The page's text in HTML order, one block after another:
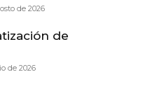
de 2026
de
de 2026